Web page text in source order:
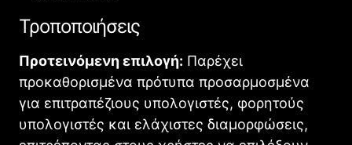
Τροποποιήσεις
Προτεινόμενη επιλογή: Παρέχει
προκαθορισμένα πρότυπα προσαρμοσμένα
για επιτραπέζιους υπολογιστές, φορητούς
υπολογιστές και ελάχιστες διαμορφώσεις,